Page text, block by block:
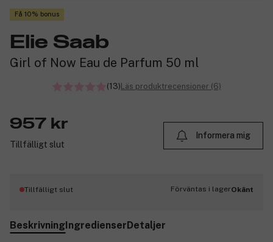
Få 10% bonus
Elie Saab
Girl of Now Eau de Parfum 50 ml
(13)Läs produktrecensioner (6)
957 kr
Tillfälligt slut
Informera mig
Tillfälligt slut Förväntas i lagerOkänt
BeskrivningIngredienserDetaljer